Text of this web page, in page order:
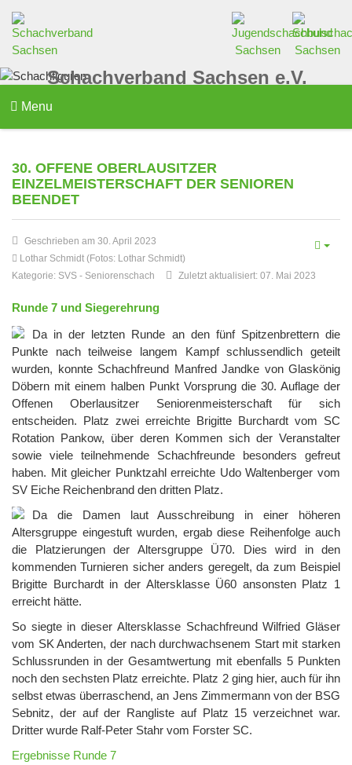
Schachverband Sachsen e.V.
Menu
30. OFFENE OBERLAUSITZER
EINZELMEISTERSCHAFT DER SENIOREN
BEENDET
Geschrieben am 30. April 2023
Lothar Schmidt (Fotos: Lothar Schmidt)
Kategorie: SVS - Seniorenschach Zuletzt aktualisiert: 07. Mai 2023
Runde 7 und Siegerehrung
Da in der letzten Runde an den fünf Spitzenbrettern die
Punkte nach teilweise langem Kampf schlussendlich geteilt
wurden, konnte Schachfreund Manfred Jandke von Glaskönig
Döbern mit einem halben Punkt Vorsprung die 30. Auflage der
Offenen Oberlausitzer Seniorenmeisterschaft für sich
entscheiden. Platz zwei erreichte Brigitte Burchardt vom SC
Rotation Pankow, über deren Kommen sich der Veranstalter
sowie viele teilnehmende Schachfreunde besonders gefreut
haben. Mit gleicher Punktzahl erreichte Udo Waltenberger vom
SV Eiche Reichenbrand den dritten Platz.
Da die Damen laut Ausschreibung in einer höheren
Altersgruppe eingestuft wurden, ergab diese Reihenfolge auch
die Platzierungen der Altersgruppe Ü70. Dies wird in den
kommenden Turnieren sicher anders geregelt, da zum Beispiel
Brigitte Burchardt in der Altersklasse Ü60 ansonsten Platz 1
erreicht hätte.
So siegte in dieser Altersklasse Schachfreund Wilfried Gläser
vom SK Anderten, der nach durchwachsenem Start mit starken
Schlussrunden in der Gesamtwertung mit ebenfalls 5 Punkten
noch den sechsten Platz erreichte. Platz 2 ging hier, auch für ihn
selbst etwas überraschend, an Jens Zimmermann von der BSG
Sebnitz, der auf der Rangliste auf Platz 15 verzeichnet war.
Dritter wurde Ralf-Peter Stahr vom Forster SC.
Ergebnisse Runde 7